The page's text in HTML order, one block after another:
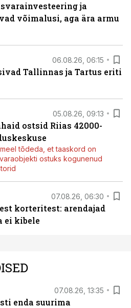
ja
võimalusi, aga ära armu
06.08.26, 06:15
Tallinnas ja Tartus eriti
05.08.26, 09:13
ostsid Riias 42000-
tõdeda, et taaskord on
ostuks kogunenud
07.08.26, 06:30
korteritest: arendajad
ei kibele
07.08.26, 13:35
enda suurima